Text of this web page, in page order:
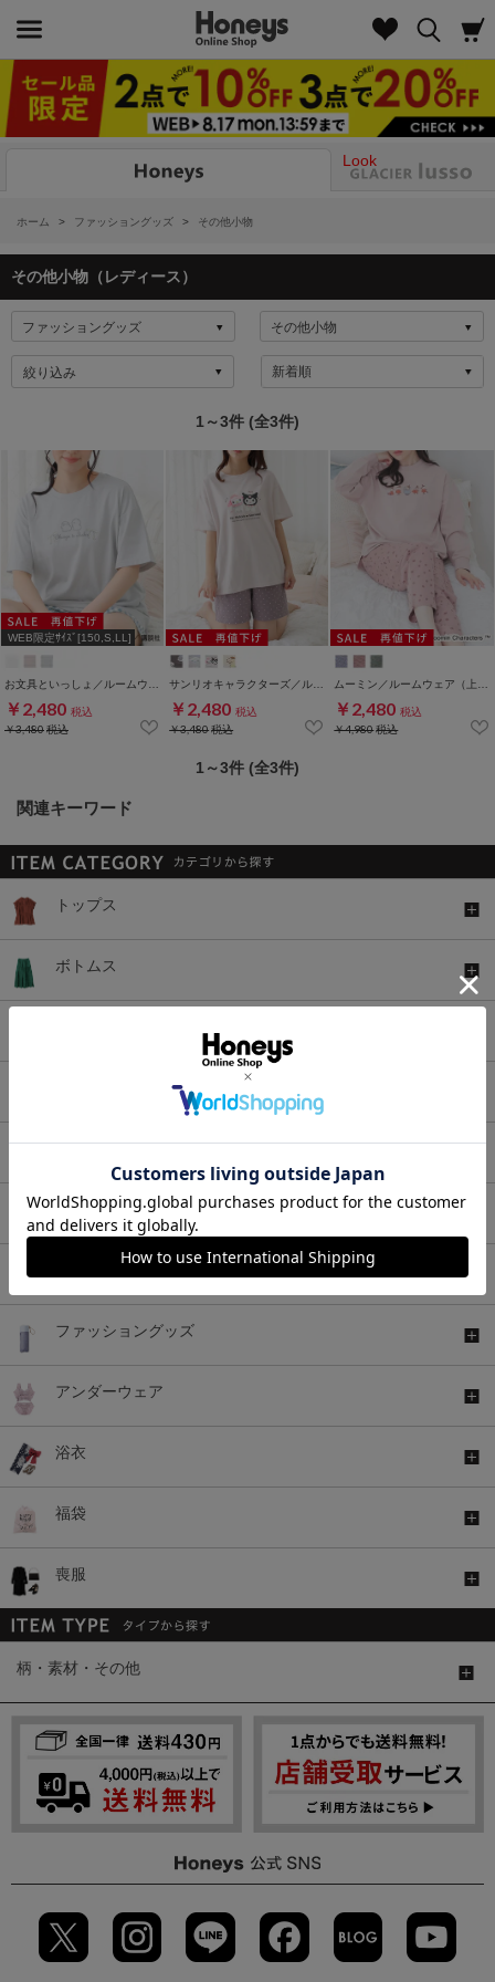
Look
ホーム > ファッショングッズ > その他小物
その他小物（レディース）
絞り込み
1～3件 (全3件)
WEB限定ｻｲｽﾞ[150,S,LL]
￥2,480 税込
￥3,480税込
￥2,480 税込
￥3,480税込
￥2,480 税込
￥4,980税込
1～3件 (全3件)
関連キーワード
トップス
ボトムス
アウター
バッグ
ファッショングッズ
アンダーウェア
浴衣
福袋
喪服
柄・素材・その他